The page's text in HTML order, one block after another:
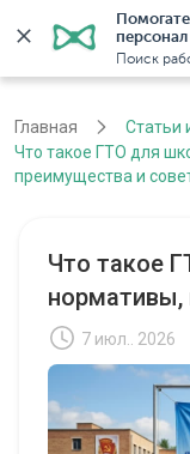
персонал
Поиск
Главная
Статьи
Что такое ГТО для
преимущества и
Что такое
нормативы,
7 июл.. 2026